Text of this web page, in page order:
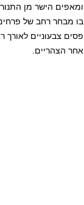
בו מבחר רחב של פרחים.
אחר הצהריים.